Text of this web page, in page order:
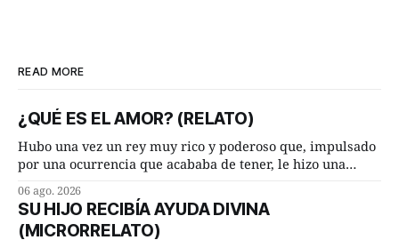
READ MORE
¿QUÉ ES EL AMOR? (RELATO)
Hubo una vez un rey muy rico y poderoso que, impulsado
por una ocurrencia que acababa de tener, le hizo una
Dime, hombre sabio, ¿qué es el amor según tú? Su
consejero, que era muy prudente y astuto le respondió de
inmediato:
06 ago. 2026
SU HIJO RECIBÍA AYUDA DIVINA
(MICRORRELATO)